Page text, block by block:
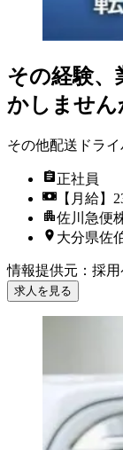
その経験、
かしません
その他配送ドライ
正社員
【月給】
佐川急便
大分県佐
情報提供元 ： 採用
求人を見る